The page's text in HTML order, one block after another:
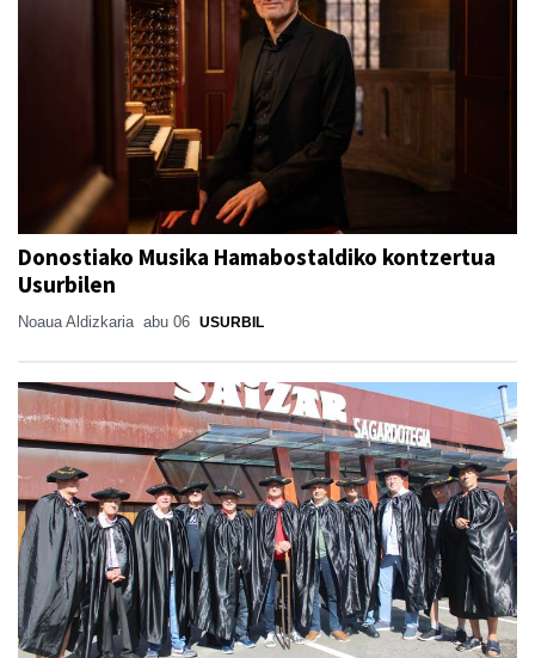
Donostiako Musika Hamabostaldiko kontzertua
Usurbilen
Noaua Aldizkaria abu 06 USURBIL